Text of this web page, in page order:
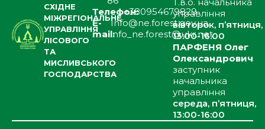
СХІДНЕ
МІЖРЕГІОНАЛЬНЕ
УПРАВЛІННЯ
ЛІСОВОГО
ТА
МИСЛИВСЬКОГО
ГОСПОДАРСТВА
Телефон:+380954679829
E-
mail:
Info@ne.forest.gov.ua
info_ne.forest@ukr.net
управління
вівторок, п’ятниця,
13:00-16:00
ПАРФЕНЯ Олег
Олександрович
заступник
начальника
управління
середа, п’ятниця,
13:00-16:00